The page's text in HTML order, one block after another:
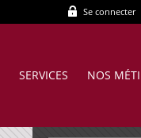
Se connecter
SERVICES NOS